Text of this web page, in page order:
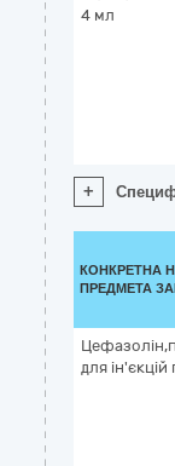
4 мл
+
КОНКРЕТНА
ПРЕДМЕТА
для ін'єкцій